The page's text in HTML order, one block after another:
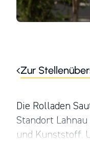
Zur
Die Rolladen
Standort
und Kunststoff.